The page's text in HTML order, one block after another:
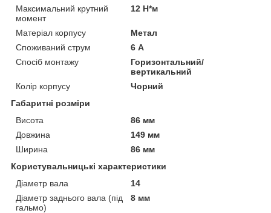
Максимальний крутний
момент
12 Н*м
Матеріал корпусу
Метал
Споживаний струм
6 А
Спосіб монтажу
Горизонтальний/
вертикальний
Колір корпусу
Чорний
Габаритні розміри
Висота
86 мм
Довжина
149 мм
Ширина
86 мм
Користувальницькі характеристики
Діаметр вала
14
Діаметр заднього вала (під
гальмо)
8 мм